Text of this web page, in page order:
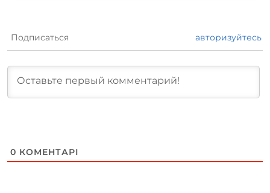
Подписаться авторизуйтесь
0 КОМЕНТАРІ